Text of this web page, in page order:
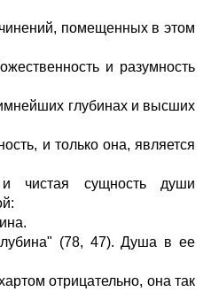
помещенных в этом
и разумность
глубинах и высших
и только она, является
чистая сущность души
(78, 47). Душа в ее
отрицательно, она так